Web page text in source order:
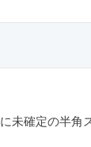
未確定の半角